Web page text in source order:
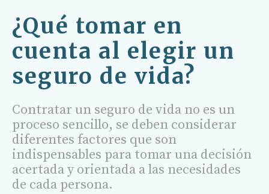
¿Qué tomar en
cuenta al elegir un
seguro de vida?
Contratar un seguro de vida no es un
proceso sencillo, se deben considerar
diferentes factores que son
indispensables para tomar una decisión
acertada y orientada a las necesidades
de cada persona.